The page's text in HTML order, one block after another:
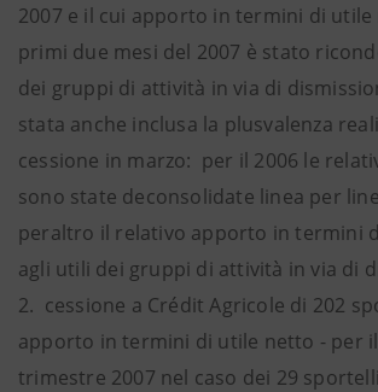
2007 e il cui apporto in termini di
primi due mesi del 2007 è stato
dei gruppi di attività in via di
stata anche inclusa la plusvalenza
cessione in marzo: per il 2006 le
sono state deconsolidate linea per
peraltro il relativo apporto in termini
agli utili dei gruppi di attività in via di
2. cessione a Crédit Agricole di 202
apporto in termini di utile netto - per
trimestre 2007 nel caso dei 29